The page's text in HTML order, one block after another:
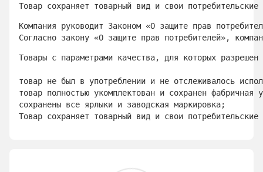
Товар сохраняет товарный вид и свои потребительские
Компания руководит Законом «О защите прав
Согласно закону «О защите прав потребителей»,
Товары с параметрами качества, для которых
товар не был в употреблении и не отслеживалось
товар полностью укомплектован и сохранен фабричная
сохранены все ярлыки и заводская маркировка;
Товар сохраняет товарный вид и свои потребительские